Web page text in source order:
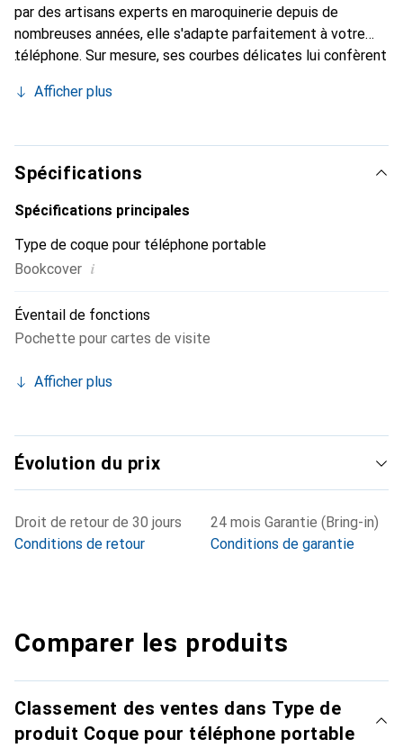
par des artisans experts en maroquinerie depuis de
nombreuses années, elle s'adapte parfaitement à votre
téléphone. Sur mesure, ses courbes délicates lui confèrent
et essentiel de votre smartphone. Reconnaître
marque Noreve est un choix sûr pour une clientèle
exigeante.
Afficher plus
Spécifications
Spécifications principales
Type de coque pour téléphone portable
Bookcover i
Éventail de fonctions
Pochette pour cartes de visite
Afficher plus
Évolution du prix
Droit de retour de 30 jours
Conditions de retour
24 mois Garantie (Bring-in)
Conditions de garantie
Comparer les produits
Classement des ventes dans Type de
produit Coque pour téléphone portable